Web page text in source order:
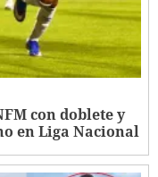
con doblete y
en Liga Nacional